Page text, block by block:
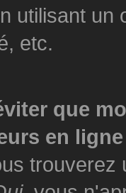
utilisant un
etc.
que
en
trouverez